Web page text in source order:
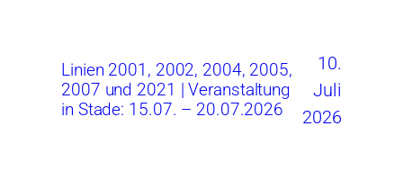
Linien 2001, 2002, 2004, 2005,
2007 und 2021 | Veranstaltung
in Stade: 15.07. – 20.07.2026
10.
Juli
2026